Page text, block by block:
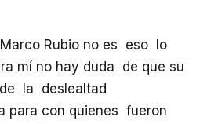
Rubio no es eso lo
mí no hay duda de que su
la deslealtad
para con quienes fueron